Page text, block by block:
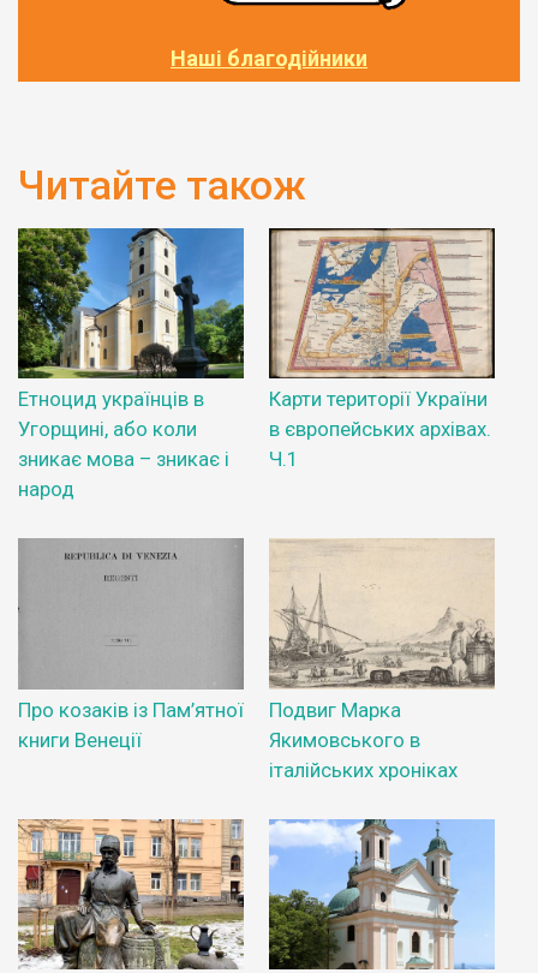
Наші благодійники
Читайте також
Етноцид українців в
Угорщині, або коли
зникає мова – зникає і
народ
Карти території України
в європейських архівах.
Ч.1
Про козаків із Пам’ятної
книги Венеції
Подвиг Марка
Якимовського в
італійських хроніках